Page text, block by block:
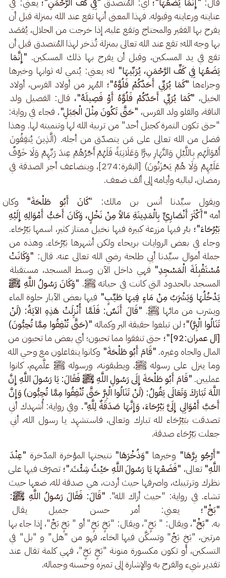
عنايته ورعايته وقبوله. فهذا المعنى أنها تقع عند الله بمنزلة قبل أن
يفرح بها الفقير والمحتاج وتقع عليه، إذا خرجت من الحلال، يُقصَد
بها وجه الله؛ تقع عند الله تعالى بمنزلة تُذخر لهذا المُتصدق قبل أن
تقع في يد المسكين، وقبل أن يفرح بها ذلك المسكين. "إِنَّمَا
يَضَعُهَا فِي كَفِّ الرَّحْمَنِ، يُرَبِّيهَا" له؛ يعني: يُنمي له ثوابها وخيرها
وجزاءها "كَمَا يُرَبِّي أَحَدُكُمْ فَلُوَّهُ"؛ المُهر من أولاد الفرس، أولاد
الخيل، "كَمَا يُرَبِّي أَحَدُكُمْ فَلُوَّهُ أَوْ فَصِيلَهُ"، قال: الفصيل ولد
الناقة، والفلو ولد الفرس، "حَتَّى تَكُونَ مِثْلَ الْجَبَلِ". فجاء في رواية:
"حتى تكون التمرة كجبل أحد" من تربية الله لها وتنميته لها. وهذا
فضل من الله تعالى على مَن يتصدّق من أجله. (الَّذِينَ يُنفِقُونَ
أَمْوَالَهُم بِاللَّيْلِ وَالنَّهَارِ سِرًّا وَعَلَانِيَةً فَلَهُمْ أَجْرُهُمْ عِندَ رَبِّهِمْ وَلَا خَوْفٌ
عَلَيْهِمْ وَلَا هُمْ يَحْزَنُونَ) [البقرة:274]، ويتضاعف أجر الصدقة في
رمضان، لياليه وأيامه إلى ألف ضعف.
ويقول سيِّدنا أنس بن مالك: "كَانَ أَبُو طَلْحَةَ"
أمه "أَكْثَرَ أَنْصَارِيٍّ بِالْمَدِينَةِ مَالاً مِنْ نَخْلٍ، وَكَانَ أَحَبُّ أَمْوَالِهِ إِلَيْهِ
بَيْرُحَاءَ"؛ بئر فيها مزرعة كبيرة فيها نخيل ممتاز كثير، اسمها بَيْرُحَاء.
وجاء في بعض الروايات بريحاء ولكن أشهرها بَيْرُحَاء. وهذه من
جملة أموال سيِّدنا أبي طلحة رضي الله تعالى عنه. قال: "وَكَانَتْ
مُسْتَقْبِلَةَ الْمَسْجِدِ" فهي داخل الآن وسط المسجد، مستقبلة
المسجد بالحدود التي كانت في حياته ﷺ. "وَكَانَ رَسُولُ اللَّهِ ﷺ
يَدْخُلُهَا وَيَشْرَبُ مِنْ مَاءٍ فِيهَا طَيِّبٍ" فيها بعض الآبار حلوة الماء
ويشرب من مائها ﷺ. "قَالَ أَنَسٌ: فَلَمَّا أُنْزِلَتْ هَذِهِ الآيَةُ: (لَنْ
تَنَالُوا الْبِرَّ)"؛ لن تبلغوا حقيقة البر وكماله "(حَتَّى تُنْفِقُوا مِمَّا تُحِبُّونَ)
[آل عمران:92]"؛
حتى تنفقوا مما تحبون؛ أي بعض ما تحبون من
المال والجاه وغيره. "قَامَ أَبُو طَلْحَةَ" وكانوا يتفاعلون مع وحي الله
وما ينزل على رسوله ﷺ، ويطبقونه، ورسوله ﷺ علَّمهم، كانوا
عمليين. "قَامَ أَبُو طَلْحَةَ إِلَى رَسُولِ اللَّهِ ﷺ فَقَالَ: يَا رَسُولَ اللَّهِ إِنَّ
اللَّهَ تَبَارَكَ وَتَعَالَى يَقُولُ: (لَنْ تَنَالُوا الْبِرَّ حَتَّى تُنْفِقُوا مِمَّا تُحِبُّون) وَإِنَّ
أَحَبَّ أَمْوَالِي إِلَىَّ بَيْرُحَاءَ، وَإِنَّهَا صَدَقَةٌ لِلَّهِ". وفي رواية: أُشهدك أني
تصدقت ببَيْرُحَاء لله تبارك وتعالى، فاستشهِد يا رسول الله، أني
جعلت بَيْرُحَاء صدقة.
"أَرْجُو بِرَّهَا" وخيرها "وَذُخْرَهَا" نتيجتها المؤخرة المدّخرة "عِنْدَ
اللَّهِ" تعالى، "فَضَعْهَا يَا رَسُولَ اللَّهِ حَيْثُ شِئْتَ."؛ تصرّف فيها على
نظرك وترتيبك، واصرفها حيث أردت، هي صدقة لله، ضعها حيث
تشاء. في رواية: "حيث أراك الله". "قَالَ: فَقَالَ رَسُولُ اللَّهِ ﷺ:
"بَخْ"؛ يعني: أمر حسن جميل يقال
به. "بَخْ"، ويقال: " بَخٍ"، ويقال: "بَخٍ بَخٍ" أو " بَخٍ بَخْ"، إذا جاء بها
مرتين، "بَخٍ بَخْ" وتسكَّن فيها الخاء، فهو من "هل" و "بل" في
التسكين، أو تكون مكسورة منونة "بَخٍ بَخٍ"، فهي كلمة تقال عند
تقدير شيء والفرح به والإشارة إلى تميزه وحسنه وجماله.